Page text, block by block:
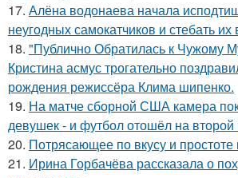
17. Алёна водонаева начала
неугодных самокатчиков и стебать их
18. "Публично Обратилась к Чужому
Кристина асмус трогательно
рождения режиссёра Клима шипенко.
19. На матче сборной США камера
девушек - и футбол отошёл на второй
20. Потрясающее по вкусу и простоте
21. Ирина Горбачёва рассказала о